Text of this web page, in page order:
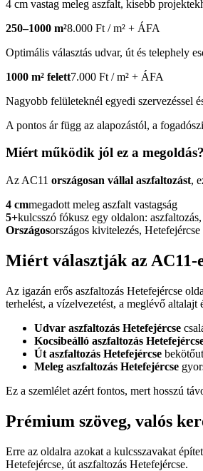
4 cm vastag meleg aszfalt, kisebb
250–1000 m²8.000 Ft / m² + ÁFA
Optimális választás udvar, út és telephely
1000 m² felett7.000 Ft / m² + ÁFA
Nagyobb felületeknél egyedi szervezéssel
A pontos ár függ az alapozástól, a
Miért működik jól ez a megoldás?
Az AC11 országosan vállal aszfaltozást,
4 cmmegadott meleg aszfalt vastagság
5+kulcsszó fókusz egy oldalon:
Országosországos kivitelezés, Hetefejércse
Miért választják az AC11-
Az igazán erős aszfaltozás Hetefejércse
terhelést, a vízelvezetést, a meglévő altalajt
Udvar aszfaltozás Hetefejércse
Kocsibeálló aszfaltozás
Út aszfaltozás Hetefejércse
Meleg aszfaltozás Hetefejércse
Ez a szemlélet azért fontos, mert hosszú
Prémium szöveg, valós
Erre az oldalra azokat a kulcsszavakat
Hetefejércse, út aszfaltozás Hetefejércse.